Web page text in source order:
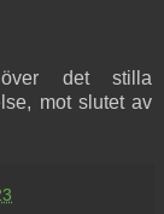
det stilla
mot slutet av